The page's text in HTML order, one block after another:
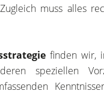
muss alles
finden wir,
speziellen